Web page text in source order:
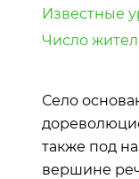
Известные
Число
Село
также под
вершине